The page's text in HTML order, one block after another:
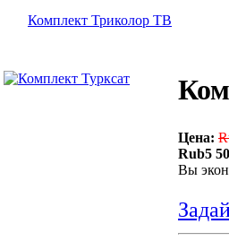
Комплект Триколор ТВ
Цена:
Rub5
Вы